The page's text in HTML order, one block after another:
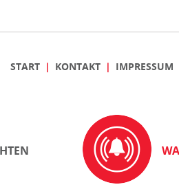
START KONTAKT IMPRESSUM